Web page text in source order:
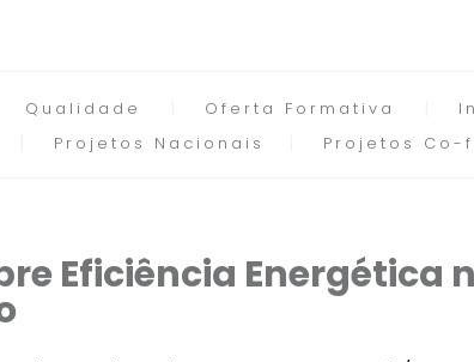
Qualidade Oferta Formativa
Projetos Nacionais Projetos Co-
Eficiência Energética